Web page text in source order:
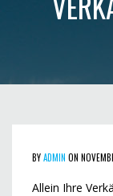
BYADMIN ON
Allein Ihre